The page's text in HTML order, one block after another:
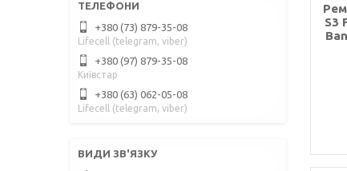
S3
+380 (73) 879-35-08
Lifecell (telegram, viber)
+380 (97) 879-35-08
Київстар
+380 (63) 062-05-08
Lifecell (telegram, viber)